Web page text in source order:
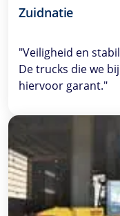
Zuidnatie
"Veiligheid en
De trucks die we
hiervoor garant."